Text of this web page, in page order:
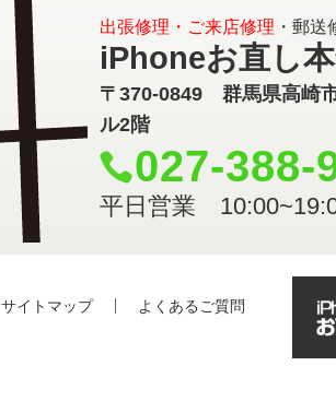
出張修理・ご来店修理 ・郵送
iPhoneお直し
〒370-0849 群馬県高崎
ル2階
027-388-
平日営業
サイトマップ よくあるご質問